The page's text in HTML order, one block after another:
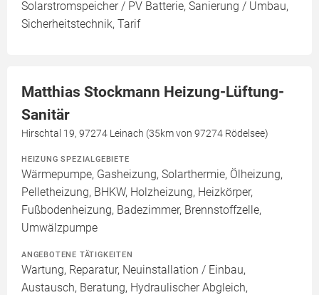
Solarstromspeicher / PV Batterie, Sanierung / Umbau,
Sicherheitstechnik, Tarif
Matthias Stockmann Heizung-Lüftung-
Sanitär
Hirschtal 19, 97274 Leinach (35km von 97274 Rödelsee)
HEIZUNG SPEZIALGEBIETE
Wärmepumpe, Gasheizung, Solarthermie, Ölheizung,
Pelletheizung, BHKW, Holzheizung, Heizkörper,
Fußbodenheizung, Badezimmer, Brennstoffzelle,
Umwälzpumpe
ANGEBOTENE TÄTIGKEITEN
Wartung, Reparatur, Neuinstallation / Einbau,
Austausch, Beratung, Hydraulischer Abgleich,